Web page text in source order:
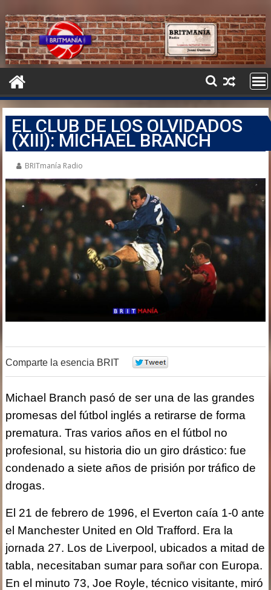
EL CLUB DE LOS OLVIDADOS
(XIII): MICHAEL BRANCH
BRITmanía Radio
Comparte la esencia BRIT
Michael Branch pasó de ser una de las grandes
promesas del fútbol inglés a retirarse de forma
prematura. Tras varios años en el fútbol no
profesional, su historia dio un giro drástico: fue
condenado a siete años de prisión por tráfico de
drogas.
El 21 de febrero de 1996, el Everton caía 1-0 ante
el Manchester United en Old Trafford. Era la
jornada 27. Los de Liverpool, ubicados a mitad de
tabla, necesitaban sumar para soñar con Europa.
En el minuto 73, Joe Royle, técnico visitante, miró